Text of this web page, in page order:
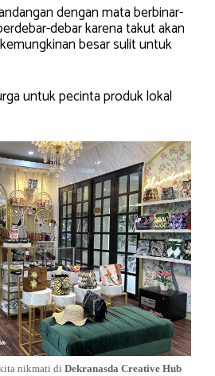
dengan mata berbinar-
debar karena takut akan
besar sulit untuk
untuk pecinta produk lokal
nikmati di Dekranasda Creative Hub